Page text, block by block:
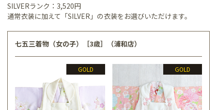
SILVERランク：3,520円
通常衣装に加えて「SILVER」の衣装をお選びいただけます。
七五三着物（女の子）［3歳］（浦和店）
GOLD GOLD